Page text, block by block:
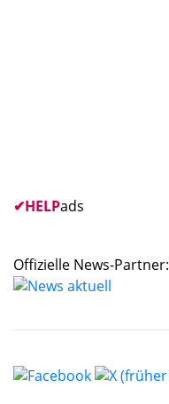
✔HELPads
Offizielle News-Partner: